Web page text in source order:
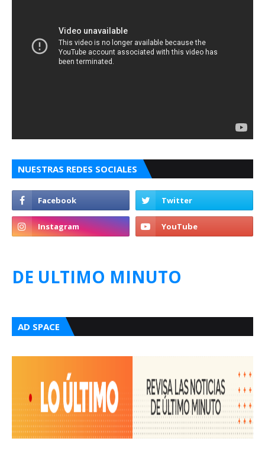
NUESTRAS REDES SOCIALES
DE ULTIMO MINUTO
AD SPACE